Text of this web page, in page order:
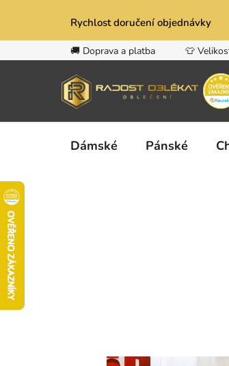
obsah
Rychlost doručení objednávky
🚚 Doprava a platba 👕
Dámské Pánské